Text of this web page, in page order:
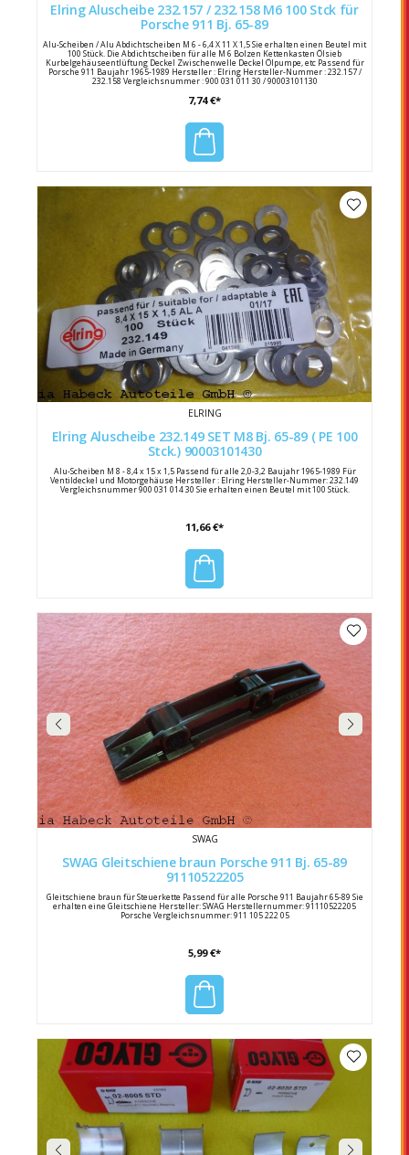
Elring Aluscheibe 232.157 / 232.158 M6 100 Stck für
Porsche 911 Bj. 65-89
Alu-Scheiben / Alu Abdichtscheiben M 6 - 6,4 X 11 X 1,5 Sie erhalten einen Beutel mit
100 Stück. Die Abdichtscheiben für alle M 6 Bolzen Kettenkasten Ölsieb
Kurbelgehäuseentlüftung Deckel Zwischenwelle Deckel Ölpumpe, etc Passend für
Porsche 911 Baujahr 1965-1989 Hersteller : Elring Hersteller-Nummer : 232.157 /
232.158 Vergleichsnummer : 900 031 011 30 / 90003101130
7,74 €*
ELRING
Elring Aluscheibe 232.149 SET M8 Bj. 65-89 ( PE 100
Stck.) 90003101430
Alu-Scheiben M 8 - 8,4 x 15 x 1,5 Passend für alle 2,0-3,2 Baujahr 1965-1989 Für
Ventildeckel und Motorgehäuse Hersteller : Elring Hersteller-Nummer: 232.149
Vergleichsnummer 900 031 014 30 Sie erhalten einen Beutel mit 100 Stück.
11,66 €*
SWAG
SWAG Gleitschiene braun Porsche 911 Bj. 65-89
91110522205
Gleitschiene braun für Steuerkette Passend für alle Porsche 911 Baujahr 65-89 Sie
erhalten eine Gleitschiene Hersteller: SWAG Herstellernummer: 91110522205
Porsche Vergleichsnummer: 911 105 222 05
5,99 €*